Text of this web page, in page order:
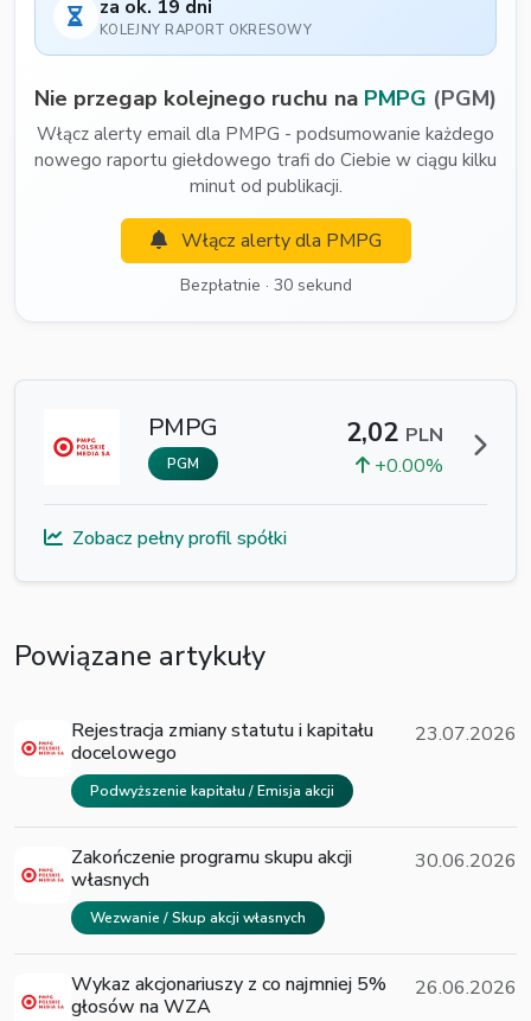
za ok. 19 dni
KOLEJNY RAPORT OKRESOWY
Nie przegap kolejnego ruchu na PMPG (PGM)
Włącz alerty email dla PMPG - podsumowanie każdego
nowego raportu giełdowego trafi do Ciebie w ciągu kilku
minut od publikacji.
Włącz alerty dla PMPG
Bezpłatnie · 30 sekund
PMPG
PGM
2,02 PLN
+0.00%
Zobacz pełny profil spółki
Powiązane artykuły
Rejestracja zmiany statutu i kapitału
docelowego
Podwyższenie kapitału / Emisja akcji
23.07.2026
Zakończenie programu skupu akcji
własnych
Wezwanie / Skup akcji własnych
30.06.2026
Wykaz akcjonariuszy z co najmniej 5%
głosów na WZA
26.06.2026